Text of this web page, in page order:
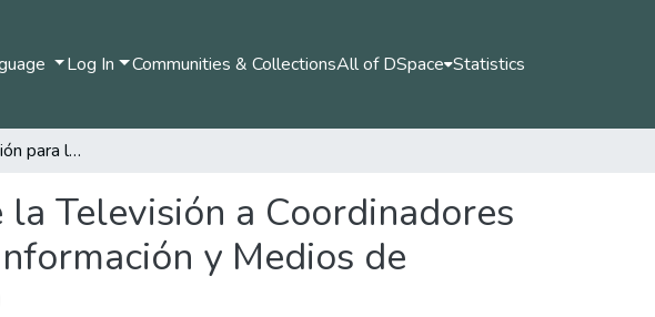
Log In Communities & CollectionsAll of DSpace Statistics
Carta de la Comisión para la Vigilancia de la Televisión a Coordinadores Comisión Preparatoria sobre Libertad de Información y Medios de Comunicación - 13 de noviembre de 1990
Televisión a Coordinadores
y Medios de